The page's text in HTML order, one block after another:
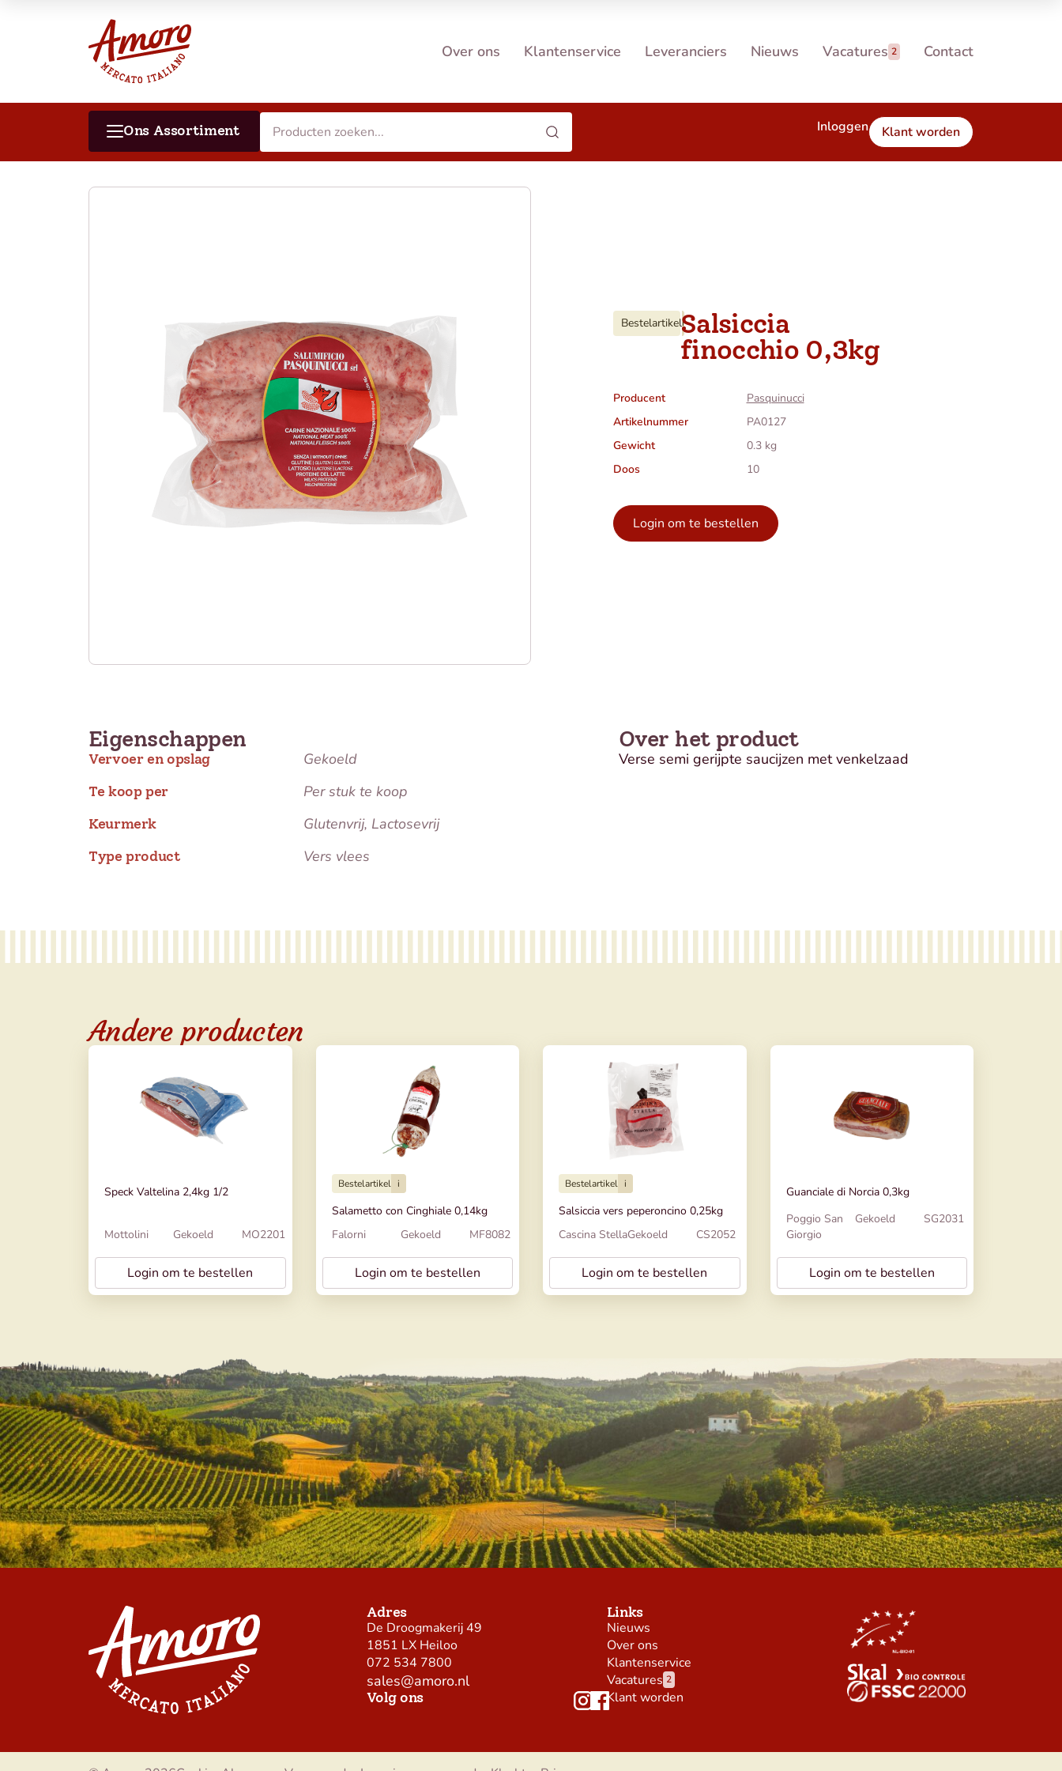
Over ons Klantenservice Leveranciers Nieuws Vacatures 2 Contact
Ons Assortiment Inloggen Klant worden
Bestelartikeli
Salsiccia
finocchio 0,3kg
Producent
Pasquinucci
Artikelnummer
PA0127
Gewicht
0.3 kg
Doos
10
Login om te bestellen
Eigenschappen
Vervoer en opslag Gekoeld
Te koop per Per stuk te koop
Keurmerk Glutenvrij, Lactosevrij
Type product Vers vlees
Over het product
Verse semi gerijpte saucijzen met venkelzaad
Andere producten
Speck Valtelina 2,4kg 1/2
Mottolini Gekoeld MO2201
Login om te bestellen
Bestelartikel i
Salametto con Cinghiale 0,14kg
Falorni
Gekoeld MF8082
Login om te bestellen
Bestelartikel i
Salsiccia vers peperoncino 0,25kg
Cascina StellaGekoeld CS2052
Login om te bestellen
Guanciale di Norcia 0,3kg
Poggio San
Giorgio
Gekoeld SG2031
Login om te bestellen
Adres
De Droogmakerij 49
1851 LX Heiloo
072 534 7800
sales@amoro.nl
Volg ons
Links
Nieuws
Over ons
Klantenservice
Vacatures 2
Klant worden